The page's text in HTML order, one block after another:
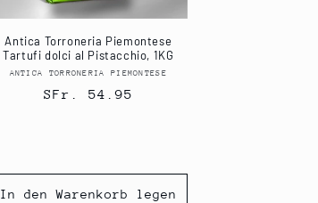
Antica Torroneria Piemontese
Tartufi dolci al Pistacchio, 1KG
Anbieter:
ANTICA TORRONERIA PIEMONTESE
Normaler
SFr. 54.95
In den Warenkorb legen